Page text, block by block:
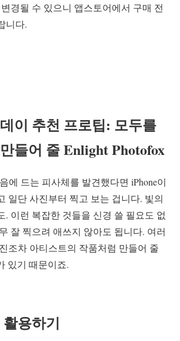
경될 수 있으니 앱스토어에서 구매 전
니다.
이 추천 프로팁: 모두를
들어 줄 Enlight Photofox
에 드는 피사체를 발견했다면 iPhone이
일단 사진부터 찍고 보는 겁니다. 빛의
. 이런 복잡한 것들을 신경 쓸 필요도 없
잘 찍으려 애쓰지 않아도 됩니다. 여러
조차 아티스트의 작품처럼 만들어 줄
있기 때문이죠.
용하기